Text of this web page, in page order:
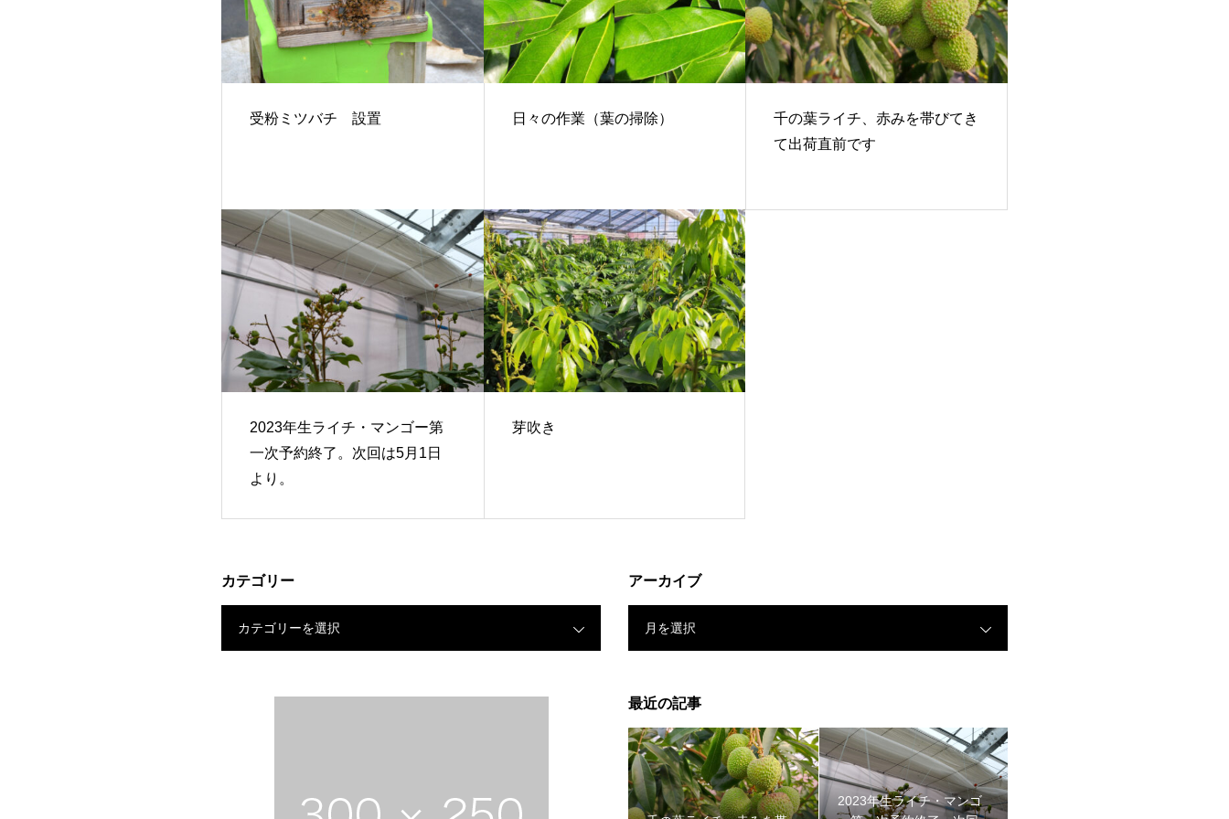
受粉ミツバチ 設置 日々の作業（葉の掃除）
千の葉ライチ、赤みを帯びてき
て出荷直前です
2023年生ライチ・マンゴー第
一次予約終了。次回は5月1日
より。
芽吹き
カテゴリー
カテゴリーを選択
アーカイブ
月を選択
最近の記事
2023年生ライチ・マンゴ